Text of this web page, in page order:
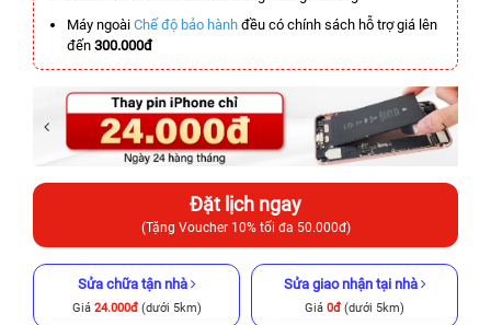
Máy ngoài Chế độ bảo hành đều có chính sách hỗ trợ giá lên
đến 300.000đ
Đặt lịch ngay
(Tặng Voucher 10% tối đa 50.000đ)
Sửa chữa tận nhà
Giá 24.000đ(dưới 5km)
Sửa giao nhận tại nhà
Giá 0đ (dưới 5km)